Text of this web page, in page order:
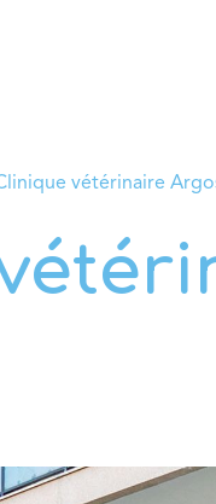
vétérinaire